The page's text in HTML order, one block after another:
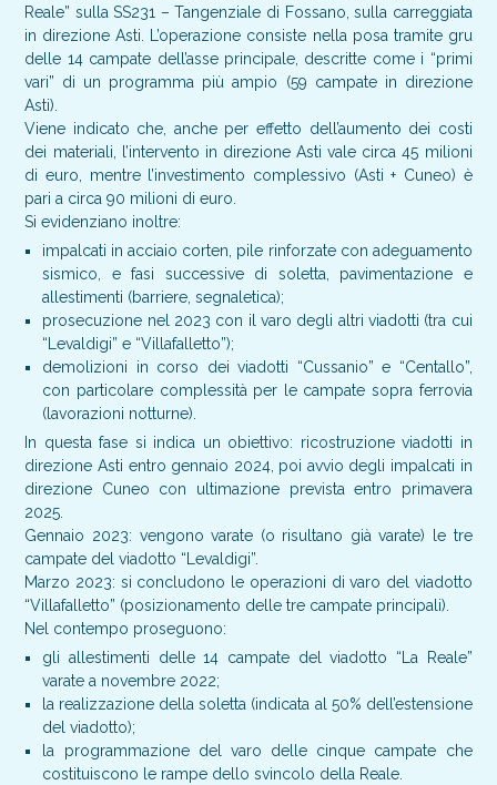
Reale” sulla SS231 – Tangenziale di Fossano, sulla carreggiata
in direzione Asti. L’operazione consiste nella posa tramite gru
delle 14 campate dell’asse principale, descritte come i “primi
vari” di un programma più ampio (59 campate in direzione
Asti).
Viene indicato che, anche per effetto dell’aumento dei costi
dei materiali, l’intervento in direzione Asti vale circa 45 milioni
di euro, mentre l’investimento complessivo (Asti + Cuneo) è
pari a circa 90 milioni di euro.
Si evidenziano inoltre:
impalcati in acciaio corten, pile rinforzate con adeguamento
sismico, e fasi successive di soletta, pavimentazione e
allestimenti (barriere, segnaletica);
prosecuzione nel 2023 con il varo degli altri viadotti (tra cui
“Levaldigi” e “Villafalletto”);
demolizioni in corso dei viadotti “Cussanio” e “Centallo”,
con particolare complessità per le campate sopra ferrovia
(lavorazioni notturne).
In questa fase si indica un obiettivo: ricostruzione viadotti in
direzione Asti entro gennaio 2024, poi avvio degli impalcati in
direzione Cuneo con ultimazione prevista entro primavera
2025.
Gennaio 2023: vengono varate (o risultano già varate) le tre
campate del viadotto “Levaldigi”.
Marzo 2023: si concludono le operazioni di varo del viadotto
“Villafalletto” (posizionamento delle tre campate principali).
Nel contempo proseguono:
gli allestimenti delle 14 campate del viadotto “La Reale”
varate a novembre 2022;
la realizzazione della soletta (indicata al 50% dell’estensione
del viadotto);
la programmazione del varo delle cinque campate che
costituiscono le rampe dello svincolo della Reale.